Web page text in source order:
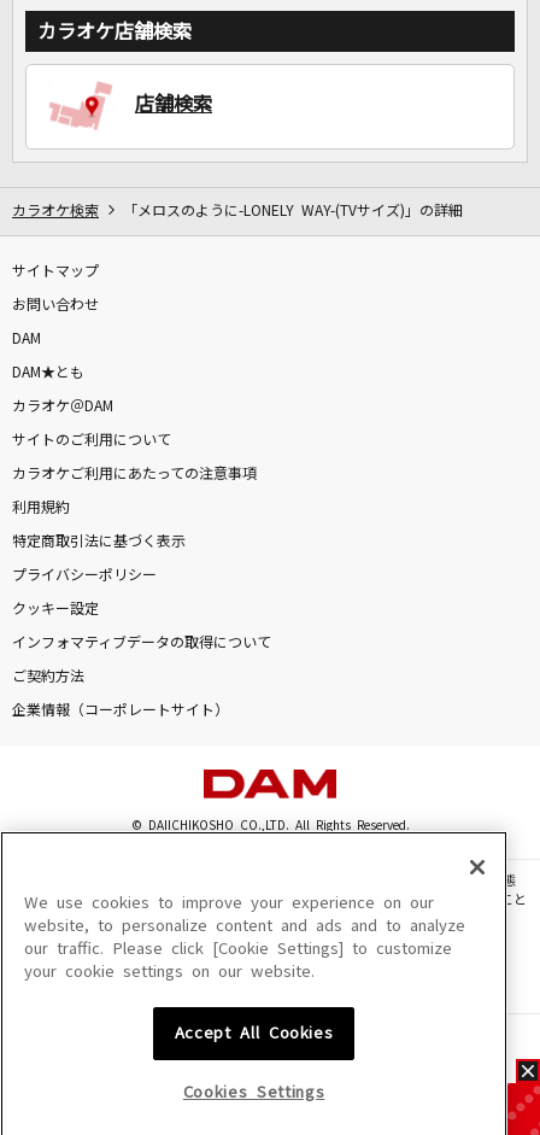
カラオケ店舗検索
店舗検索
カラオケ検索 「メロスのように-LONELY WAY-(TVサイズ)」の詳細
サイトマップ
お問い合わせ
DAM
DAM★とも
カラオケ＠DAM
サイトのご利用について
カラオケご利用にあたっての注意事項
利用規約
特定商取引法に基づく表示
プライバシーポリシー
クッキー設定
インフォマティブデータの取得について
ご契約方法
企業情報（コーポレートサイト）
© DAIICHIKOSHO CO.,LTD. All Rights Reserved.
このサイトに掲載されている一切の文章・画像・写真・動画・音声等を、手段や形態
を問わず、著作権法の定める範囲を超えて無断で複製、転載、ファイル化などすること
を禁じます。
楽曲及びコンテンツは、機種によりご利用いただけない場合があります。
楽曲及びコンテンツの配信日、配信内容が変更になる場合があります。
We use cookies to improve your experience on our
website, to personalize content and ads and to analyze
our traffic. Please click [Cookie Settings] to customize
your cookie settings on our website.
Accept All Cookies
Cookies Settings